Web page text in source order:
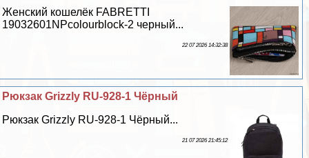
Женский кошелёк FABRETTI
19032601NPcolourblock-2 черный...
22 07 2026 14:32:38
Рюкзак Grizzly RU-928-1 Чёрный
Рюкзак Grizzly RU-928-1 Чёрный...
21 07 2026 21:45:12